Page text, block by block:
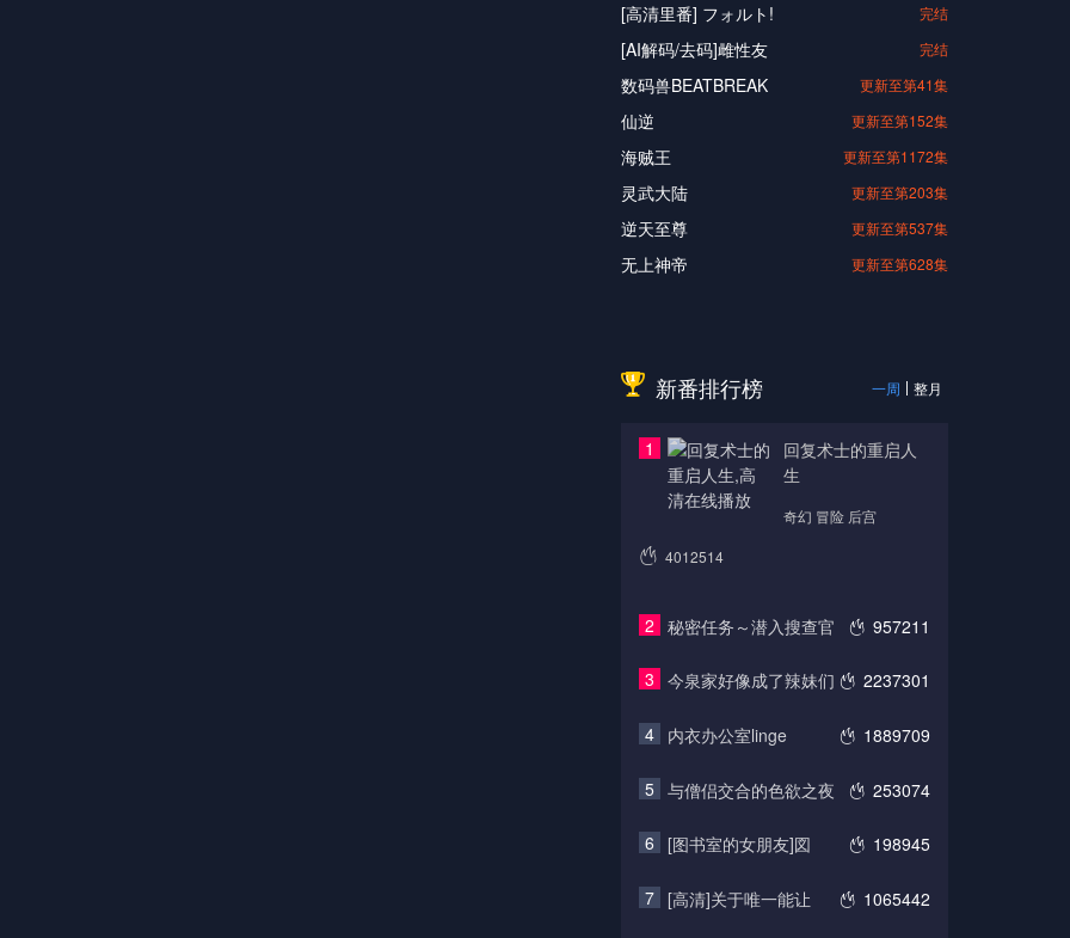
[高清里番] フォルト! 完结
[AI解码/去码]雌性友 完结
数码兽BEATBREAK 更新至第41集
仙逆 更新至第152集
海贼王 更新至第1172集
灵武大陆 更新至第203集
逆天至尊 更新至第537集
无上神帝 更新至第628集
新番排行榜 一周 整月
1
回复术士的重启人
生
奇幻 冒险 后宫
4012514
2 957211
秘密任务～潜入搜查官
3 2237301
今泉家好像成了辣妹们
4 1889709
内衣办公室linge
5 253074
与僧侣交合的色欲之夜
6 198945
[图书室的女朋友]図
7 1065442
[高清]关于唯一能让